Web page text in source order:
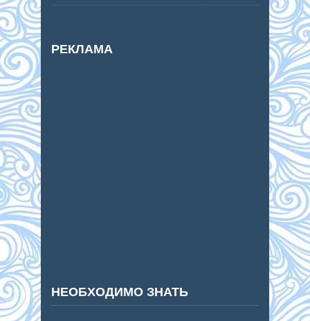
РЕКЛАМА
НЕОБХОДИМО ЗНАТЬ